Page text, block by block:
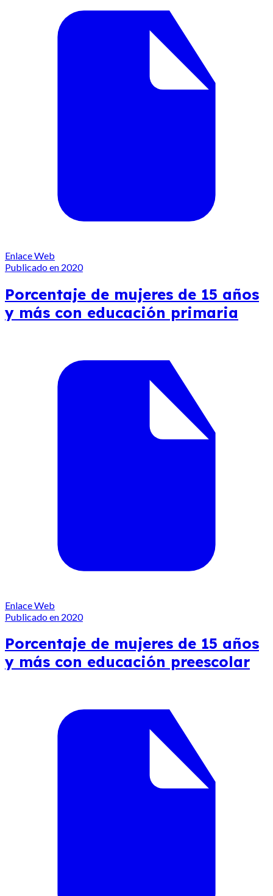
Enlace Web
Publicado en 2020
Porcentaje de mujeres de 15 años
y más con educación primaria
Enlace Web
Publicado en 2020
Porcentaje de mujeres de 15 años
y más con educación preescolar